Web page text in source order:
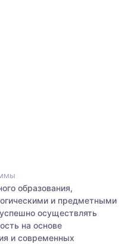
образования,
и предметными
осуществлять
на основе
и современных